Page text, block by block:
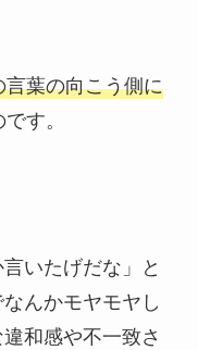
葉の向こう側に
です。
いたげだな」と
んかモヤモヤし
和感や不一致さ